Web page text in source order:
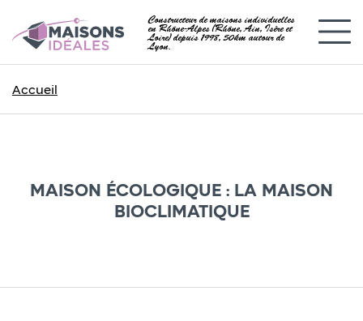
Constructeur de maisons individuelles
en Rhône-Alpes (Rhône, Ain, Isère et
Loire) depuis 1998, 50km autour de
Lyon.
Accueil
MAISON ÉCOLOGIQUE : LA MAISON
BIOCLIMATIQUE